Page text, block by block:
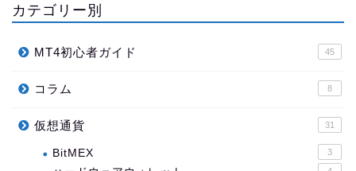
カテゴリー別
MT4初心者ガイド 45
コラム 8
仮想通貨 31
BitMEX 3